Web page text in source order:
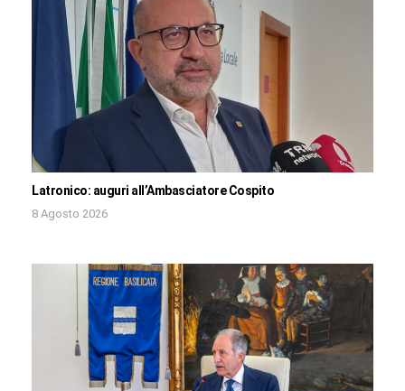
Latronico: auguri all’Ambasciatore Cospito
8 Agosto 2026